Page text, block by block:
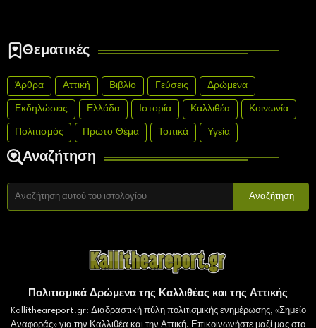
Θεματικές
Άρθρα Αττική Βιβλίο Γεύσεις Δρώμενα
Εκδηλώσεις Ελλάδα Ιστορία Καλλιθέα Κοινωνία
Πολιτισμός Πρώτο Θέμα Τοπικά Υγεία
Αναζήτηση
Πολιτισμικά Δρώμενα της Καλλιθέας και της Αττικής
Kallitheareport.gr: Διαδραστική πύλη πολιτισμικής ενημέρωσης, «Σημείο
Αναφοράς» για την Καλλιθέα και την Αττική. Επικοινωνήστε μαζί μας στο